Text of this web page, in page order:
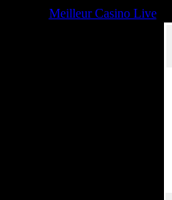
Meilleur Casino Live